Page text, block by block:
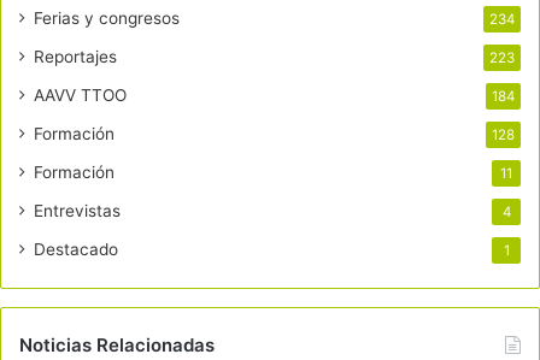
Ferias y congresos 234
Reportajes 223
AAVV TTOO 184
Formación 128
Formación 11
Entrevistas 4
Destacado 1
Noticias Relacionadas